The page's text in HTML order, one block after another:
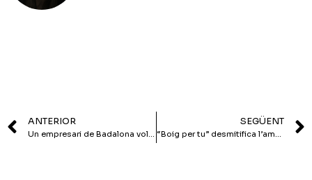
ANTERIOR
Un empresari de Badalona vol fer un macroprostíbul a Can Ribó
SEGÜENT
“Boig per tu” desmitifica l’amor adolescent